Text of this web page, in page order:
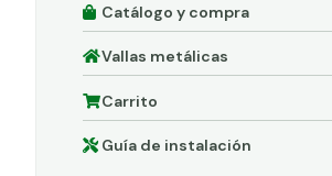
Catálogo y compra
Vallas metálicas
Carrito
Guía de instalación